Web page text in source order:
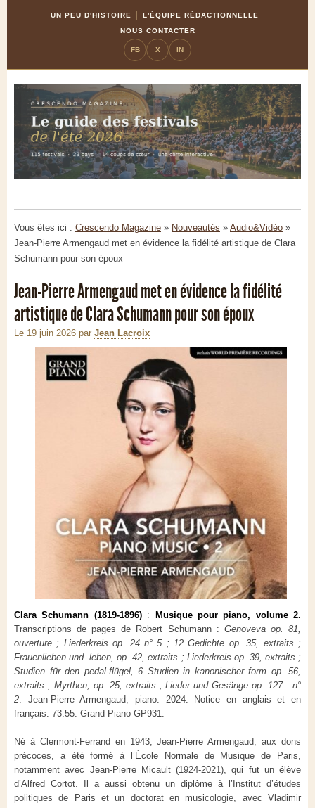
UN PEU D'HISTOIRE
L'ÉQUIPE RÉDACTIONNELLE
NOUS CONTACTER
FB X IN
Vous êtes ici : Crescendo Magazine » Nouveautés » Audio&Vidéo »
Jean-Pierre Armengaud met en évidence la fidélité artistique de Clara
Schumann pour son époux
Jean-Pierre Armengaud met en évidence la fidélité
artistique de Clara Schumann pour son époux
Le 19 juin 2026 par Jean Lacroix
Clara Schumann (1819-1896): Musique pour piano, volume 2.
Transcriptions de pages de Robert Schumann : Genoveva op. 81,
ouverture ; Liederkreis op. 24 n° 5 ; 12 Gedichte op. 35, extraits ;
Frauenlieben und -leben, op. 42, extraits ; Liederkreis op. 39, extraits ;
Studien für den pedal-flügel, 6 Studien in kanonischer form op. 56,
extraits ; Myrthen, op. 25, extraits ; Lieder und Gesänge op. 127 : n°
2 . Jean-Pierre Armengaud, piano. 2024. Notice en anglais et en
français. 73.55. Grand Piano GP931.
Né à Clermont-Ferrand en 1943, Jean-Pierre Armengaud, aux dons
précoces, a été formé à l’École Normale de Musique de Paris,
notamment avec Jean-Pierre Micault (1924-2021), qui fut un élève
d’Alfred Cortot. Il a aussi obtenu un diplôme à l’Institut d’études
politiques de Paris et un doctorat en musicologie, avec Vladimir